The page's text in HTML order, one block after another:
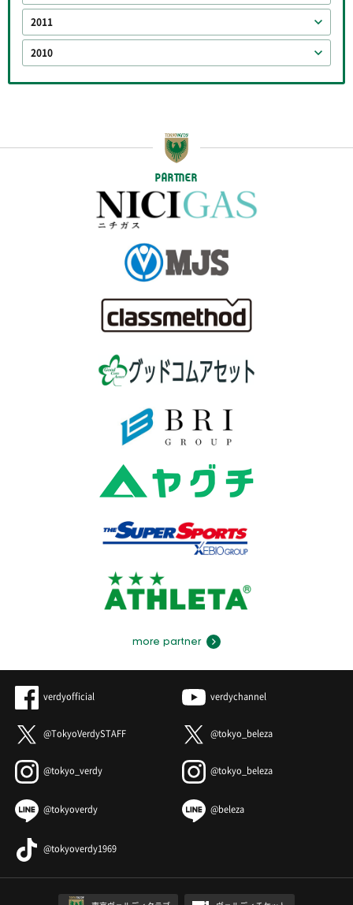
2011
2010
PARTNER
more partner
verdyofficial verdychannel
@TokyoVerdySTAFF @tokyo_beleza
@tokyo_verdy @tokyo_beleza
@tokyoverdy @beleza
@tokyoverdy1969